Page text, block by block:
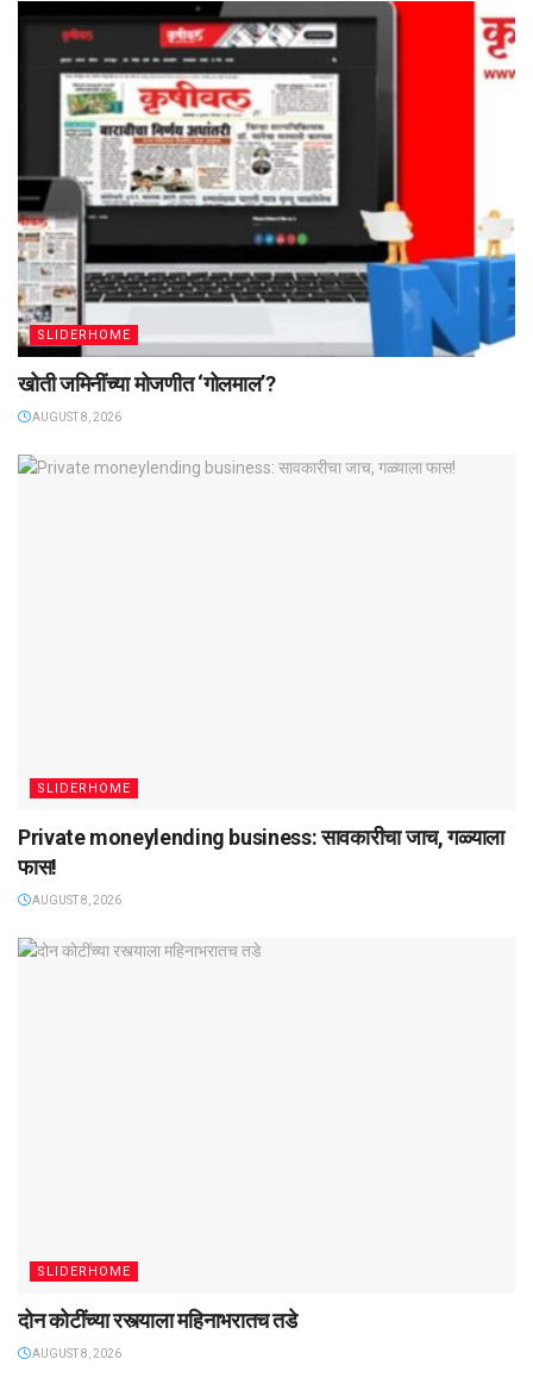
SLIDERHOME
खोती जमिनींच्या मोजणीत ‌‘गोलमाल‌’?
AUGUST 8, 2026
SLIDERHOME
Private moneylending business: सावकारीचा जाच, गळ्याला
फास!
AUGUST 8, 2026
SLIDERHOME
दोन कोटींच्या रस्त्याला महिनाभरातच तडे
AUGUST 8, 2026